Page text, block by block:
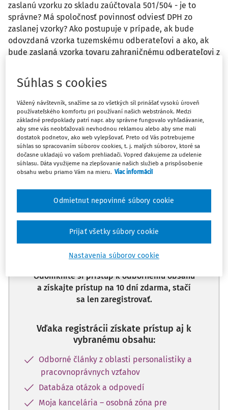
zaslanú vzorku zo skladu zaúčtovala 501/504 - je to
správne? Má spoločnosť povinnosť odviesť DPH zo
zaslanej vzorky? Ako postupuje v prípade, ak bude
odovzdaná vzorka tuzemskému odberateľovi a ako, ak
bude zaslaná vzorka tovaru zahraničnému odberateľovi z
Odpoveď
Máte predplatné? Prihláste sa
Ups, zatiaľ ste si prečítali len
začiatok...
Celý odborný obsah z tejto oblasti je
dostupný predplatiteľom portálu.
Odomknite si prístup k odbornému obsahu
a získajte prístup na 10 dní zdarma, stačí
sa len zaregistrovať.
Vďaka registrácii získate prístup aj k
vybranému obsahu:
Odborné články z oblasti personalistiky a
pracovnoprávnych vzťahov
Databáza otázok a odpovedí
Moja kancelária – osobná zóna pre
Súhlas s cookies
Vážený návštevník, snažíme sa zo všetkých síl prinášať vysokú úroveň
používateľského komfortu pri používaní našich webstránok. Medzi
základné predpoklady patrí napr. aby správne fungovalo vyhľadávanie,
aby sme vás neobťažovali nevhodnou reklamou alebo aby sme mali
dostatok podnetov, ako web vylepšovať. Preto od Vás potrebujeme
súhlas so spracovaním súborov cookies, t. j. malých súborov, ktoré sa
dočasne ukladajú vo vašom prehliadači. Vopred ďakujeme za udelenie
súhlasu. Dáta využijeme na zlepšovanie našich služieb a prispôsobenie
obsahu webu priamo Vám na mieru. Viac informácií
Nastavenia súborov cookie
Odmietnut nepovinné súbory cookie
Prijať všetky súbory cookie